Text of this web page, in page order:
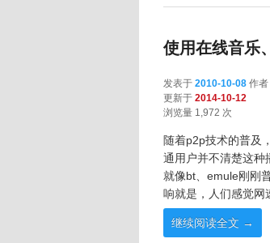
使用在线音乐
发表于 2010-10-08 作者
更新于 2014-10-12
浏览量 1,972 次
随着p2p技术的普及
通用户并不清楚这种
就像bt、emule刚刚
响就是，人们感觉网
继续阅读全文 →